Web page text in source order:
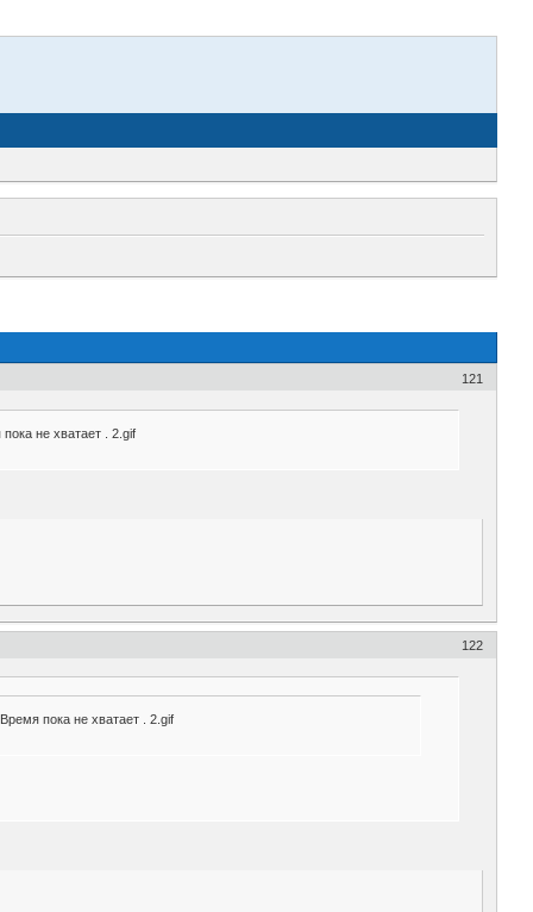
121
не хватает . 2.gif
122
пока не хватает . 2.gif